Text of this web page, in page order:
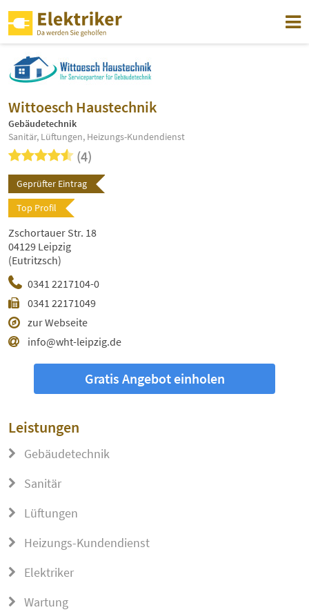
Wittoesch Haustechnik
Gebäudetechnik
Sanitär, Lüftungen, Heizungs-Kundendienst
(4)
Geprüfter Eintrag
Top Profil
0341 2217104-0
0341 22171049
zur Webseite
info@wht-leipzig.de
Zschortauer Str. 18
04129 Leipzig
(Eutritzsch)
Gratis Angebot einholen
Leistungen
Gebäudetechnik
Sanitär
Lüftungen
Heizungs-Kundendienst
Elektriker
Wartung